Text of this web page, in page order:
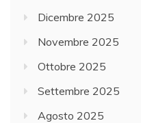
Dicembre 2025
Novembre 2025
Ottobre 2025
Settembre 2025
Agosto 2025